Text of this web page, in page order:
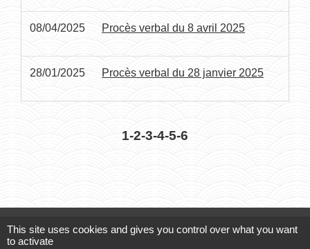
08/04/2025 Procès verbal du 8 avril 2025
28/01/2025 Procès verbal du 28 janvier 2025
1-2-3-4-5-6
Contacts
This site uses cookies and gives you control over what you want
to activate